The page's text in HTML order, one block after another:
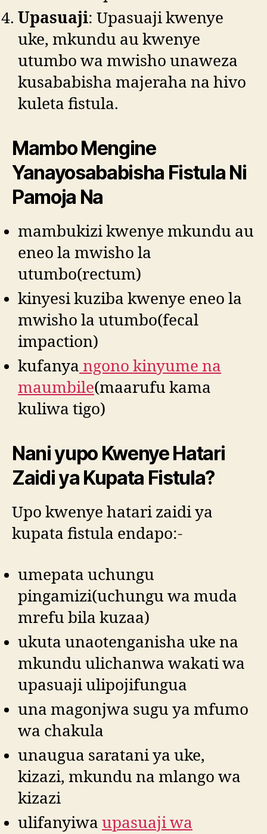
Upasuaji: Upasuaji kwenye
uke, mkundu au kwenye
utumbo wa mwisho unaweza
kusababisha majeraha na hivo
kuleta fistula.
Mambo Mengine
Yanayosababisha Fistula Ni
Pamoja Na
mambukizi kwenye mkundu au
eneo la mwisho la
utumbo(rectum)
kinyesi kuziba kwenye eneo la
mwisho la utumbo(fecal
impaction)
kufanya ngono kinyume na
maumbile(maarufu kama
kuliwa tigo)
Nani yupo Kwenye Hatari
Zaidi ya Kupata Fistula?
Upo kwenye hatari zaidi ya
kupata fistula endapo:-
umepata uchungu
pingamizi(uchungu wa muda
mrefu bila kuzaa)
ukuta unaotenganisha uke na
mkundu ulichanwa wakati wa
upasuaji ulipojifungua
una magonjwa sugu ya mfumo
wa chakula
unaugua saratani ya uke,
kizazi, mkundu na mlango wa
kizazi
ulifanyiwa upasuaji wa